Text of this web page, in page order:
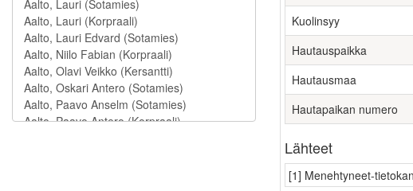
Kuolinsyy
Hautauspaikka
Hautausmaa
Hautapaikan numero
Lähteet
[1] Menehtyneet-